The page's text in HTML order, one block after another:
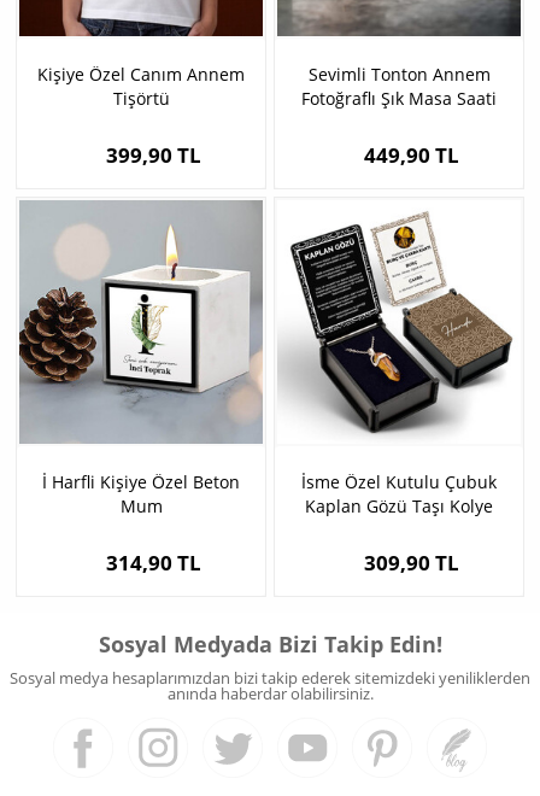
Kişiye Özel Canım Annem
Tişörtü
399,90 TL
Sevimli Tonton Annem
Fotoğraflı Şık Masa Saati
449,90 TL
İ Harfli Kişiye Özel Beton
Mum
314,90 TL
İsme Özel Kutulu Çubuk
Kaplan Gözü Taşı Kolye
309,90 TL
Sosyal Medyada Bizi Takip Edin!
Sosyal medya hesaplarımızdan bizi takip ederek sitemizdeki yeniliklerden
anında haberdar olabilirsiniz.